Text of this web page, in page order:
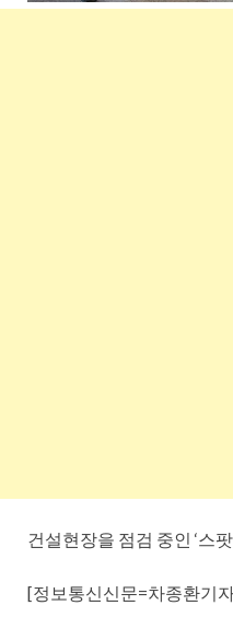
건설현장을 점검 중인 ‘스
[정보통신신문=차종환기